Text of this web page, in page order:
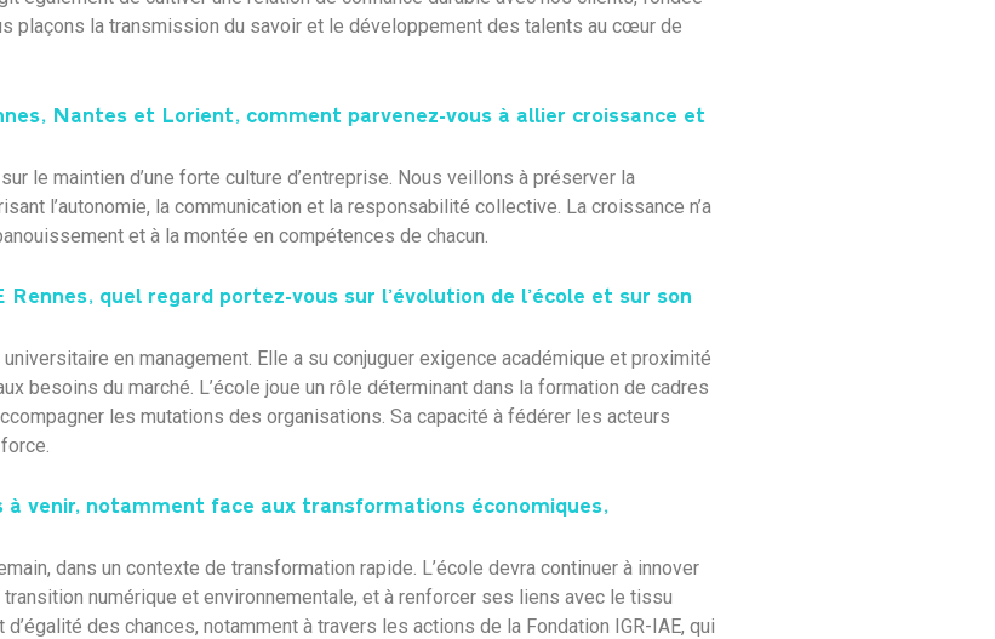
plaçons la transmission du savoir et le développement des talents au cœur de
Nantes et Lorient, comment parvenez-vous à allier croissance et
le maintien d’une forte culture d’entreprise. Nous veillons à préserver la
l’autonomie, la communication et la responsabilité collective. La croissance n’a
et à la montée en compétences de chacun.
quel regard portez-vous sur l’évolution de l’école et sur son
en management. Elle a su conjuguer exigence académique et proximité
besoins du marché. L’école joue un rôle déterminant dans la formation de cadres
les mutations des organisations. Sa capacité à fédérer les acteurs
à venir, notamment face aux transformations économiques,
dans un contexte de transformation rapide. L’école devra continuer à innover
numérique et environnementale, et à renforcer ses liens avec le tissu
des chances, notamment à travers les actions de la Fondation IGR-IAE, qui